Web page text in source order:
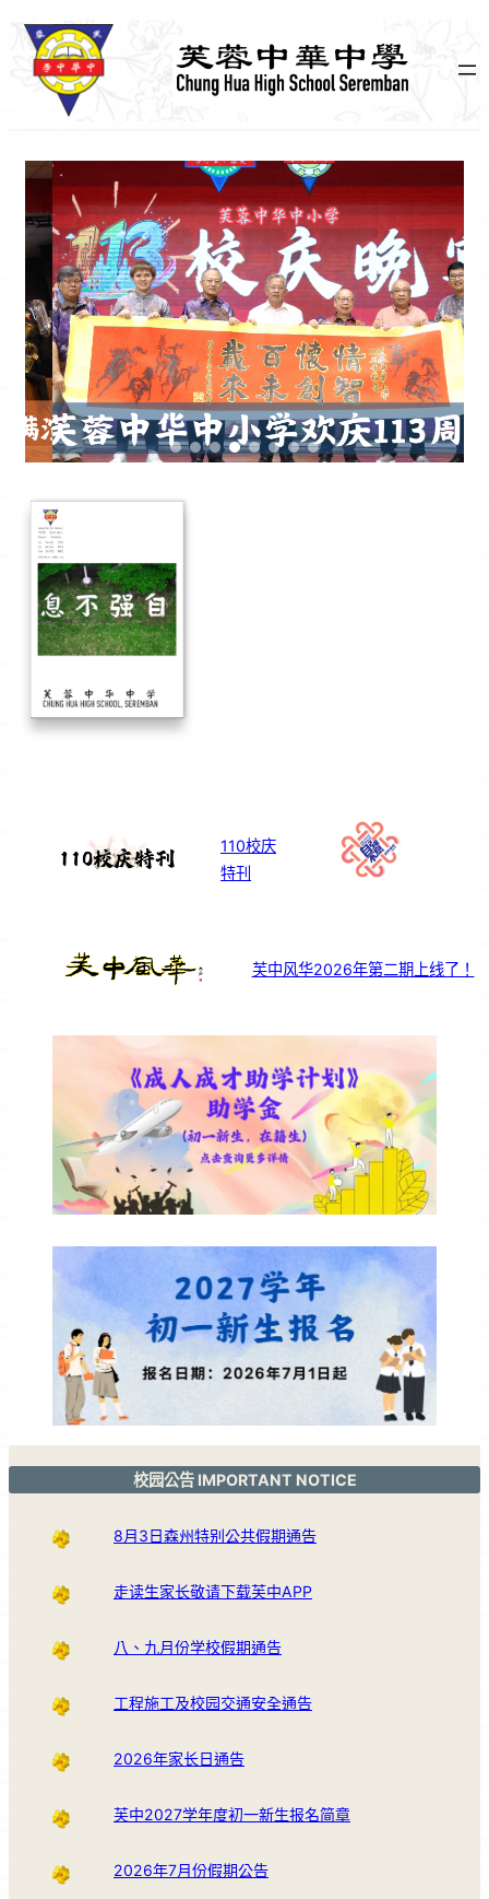
110校庆
特刊
芙中风华2026年第二期上线了！
校园公告 IMPORTANT NOTICE
8月3日森州特别公共假期通告
走读生家长敬请下载芙中APP
八、九月份学校假期通告
工程施工及校园交通安全通告
2026年家长日通告
芙中2027学年度初一新生报名简章
2026年7月份假期公告